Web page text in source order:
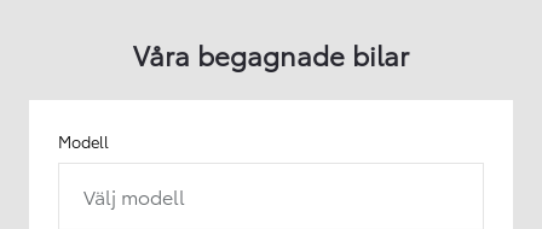
Våra begagnade bilar
Modell
Välj modell